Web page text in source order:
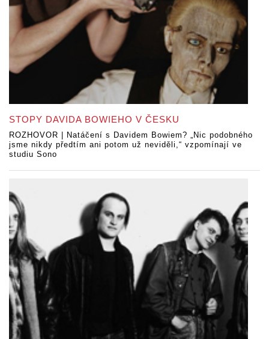
STOPY DAVIDA BOWIEHO V ČESKU
ROZHOVOR | Natáčení s Davidem Bowiem? „Nic podobného
jsme nikdy předtím ani potom už neviděli,“ vzpomínají ve
studiu Sono